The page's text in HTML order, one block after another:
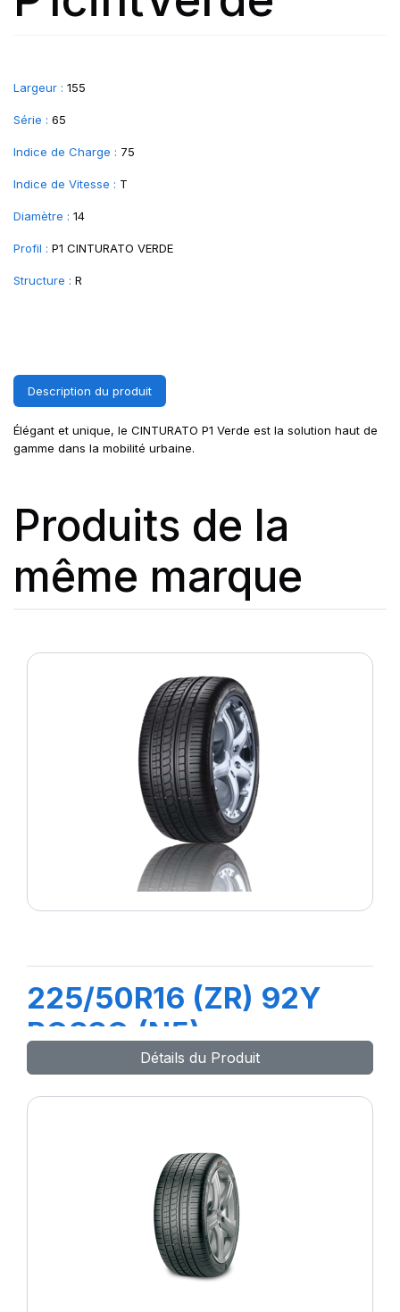
Largeur : 155
Série : 65
Indice de Charge : 75
Indice de Vitesse : T
Diamètre : 14
Profil : P1 CINTURATO VERDE
Structure : R
Description du produit
Élégant et unique, le CINTURATO P1 Verde est la solution haut de
gamme dans la mobilité urbaine.
Produits de la
même marque
225/50R16 (ZR) 92Y
ROSSO (N5)
Détails du Produit